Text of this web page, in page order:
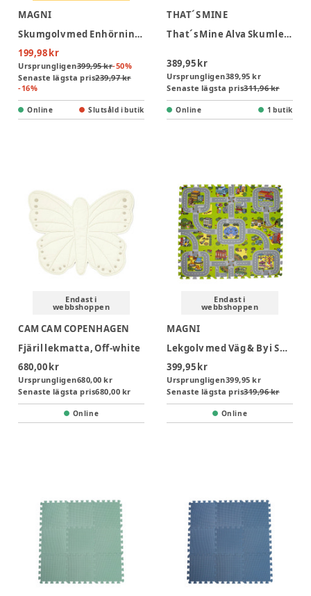
MAGNI
Skumgolv med Enhörningar 9 delar
199,98 kr
Ursprungligen399,95 kr-50%
Senaste lägsta pris239,97 kr
-16%
Online Slutsåld i butik
THAT´S MINE
That´s Mine Alva Skumlekmatta Kvadratiskt - Lots of love sky
389,95 kr
Ursprungligen389,95 kr
Senaste lägsta pris311,96 kr
Online 1 butik
Endast i
webbshoppen
CAM CAM COPENHAGEN
Fjäril lekmatta, Off-white
680,00 kr
Ursprungligen680,00 kr
Senaste lägsta pris680,00 kr
Online
Endast i
webbshoppen
MAGNI
Lekgolv med Väg & By i Skum - 9 delar
399,95 kr
Ursprungligen399,95 kr
Senaste lägsta pris319,96 kr
Online